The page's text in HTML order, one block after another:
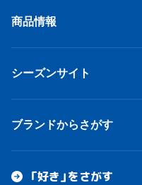
商品情報
シーズンサイト
ブランドからさがす
「好き」をさがす